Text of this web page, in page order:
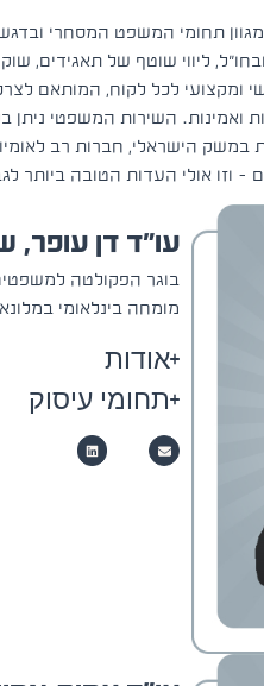
תחומי המשפט המסחרי
ליווי שוטף של תאגידים,
לכל לקוח, המותאם
ואמינות. השירות המשפטי
במשק הישראלי, חברות רב
– וזו אולי העדות הטובה ביותר
עו"ד דן עופר,
בוגר הפקולטה למשפטים
מומחה בינלאומי
אודות
תחומי עיסוק